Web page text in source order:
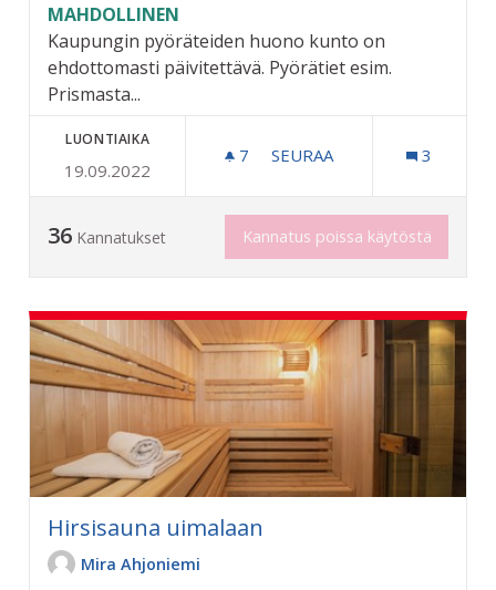
MAHDOLLINEN
Kaupungin pyöräteiden huono kunto on
ehdottomasti päivitettävä. Pyörätiet esim.
Prismasta...
LUONTIAIKA
19.09.2022
7 7 SEURAAJAA
SEURAA 3
36 Kannatukset Kannatus poissa käytöstä
Hirsisauna uimalaan
Mira Ahjoniemi